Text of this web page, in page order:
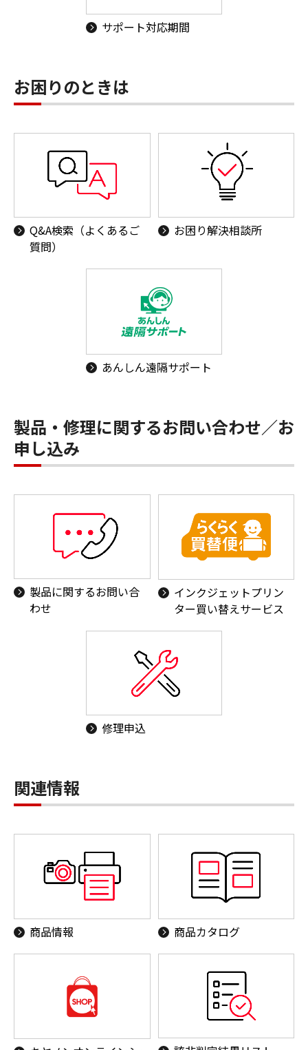
サポート対応期間
お困りのときは
Q&A検索（よくあるご
質問）
お困り解決相談所
あんしん遠隔サポート
製品・修理に関するお問い合わせ／お
申し込み
製品に関するお問い合
わせ
インクジェットプリン
ター買い替えサービス
修理申込
関連情報
商品情報 商品カタログ